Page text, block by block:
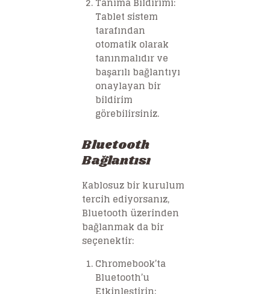
Tablet sistem
tarafından
otomatik olarak
tanınmalıdır ve
başarılı bağlantıyı
onaylayan bir
bildirim
görebilirsiniz.
Bluetooth
Bağlantısı
Kablosuz bir kurulum
tercih ediyorsanız,
Bluetooth üzerinden
bağlanmak da bir
seçenektir:
Chromebook’ta
Bluetooth’u